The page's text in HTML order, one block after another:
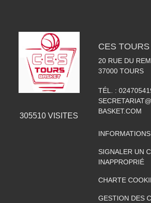
305510 VISITES
CES
20 RUE DU
37000 TOURS
TÉL. :
BASKET.COM
SIGNALER UN
INAPPROPRIÉ
CHARTE
GESTION DES